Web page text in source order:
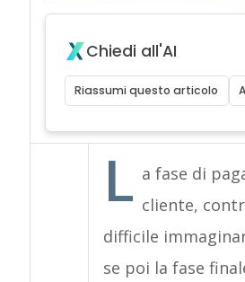
Chiedi all'AI
Riassumi questo articolo
L a fase di
cliente,
difficile
se poi la fase